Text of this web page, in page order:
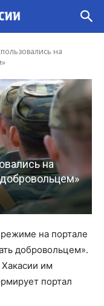
на
на
на портале
добровольцем».
им
портал